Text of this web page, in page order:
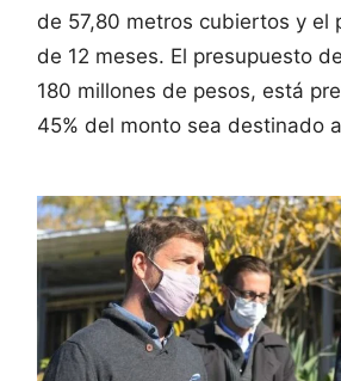
de 57,80 metros cubiertos y el
de 12 meses. El presupuesto
180 millones de pesos, está
45% del monto sea destinado